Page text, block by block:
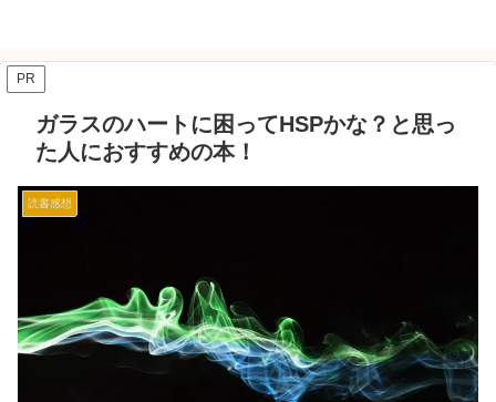
PR
ガラスのハートに困ってHSPかな？と思っ
た人におすすめの本！
読書感想